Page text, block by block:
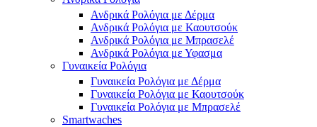
Ανδρικά Ρολόγια με Δέρμα
Ανδρικά Ρολόγια με Καουτσούκ
Ανδρικά Ρολόγια με Μπρασελέ
Ανδρικά Ρολόγια με Υφασμα
Γυναικεία Ρολόγια
Γυναικεία Ρολόγια με Δέρμα
Γυναικεία Ρολόγια με Καουτσούκ
Γυναικεία Ρολόγια με Μπρασελέ
Smartwaches